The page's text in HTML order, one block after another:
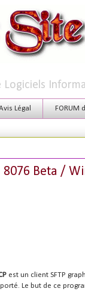
Légal FORUM
8076 Beta /
est un client SFTP
Le but de ce